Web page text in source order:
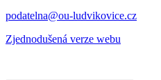
podatelna@ou-ludvikovice.cz
Zjednodušená verze webu